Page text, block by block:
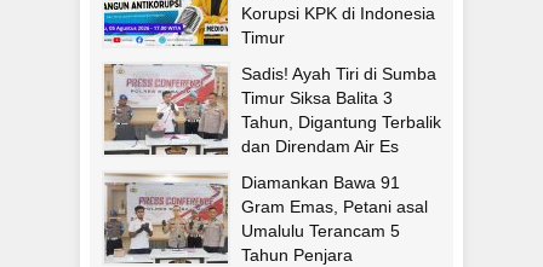
Korupsi KPK di Indonesia
Timur
Sadis! Ayah Tiri di Sumba
Timur Siksa Balita 3
Tahun, Digantung Terbalik
dan Direndam Air Es
Diamankan Bawa 91
Gram Emas, Petani asal
Umalulu Terancam 5
Tahun Penjara